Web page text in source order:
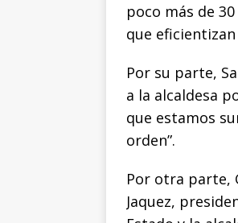
poco más de
que
Por su parte,
a la alcaldesa
que estamos
orden”.
Por otra parte,
Jaquez,